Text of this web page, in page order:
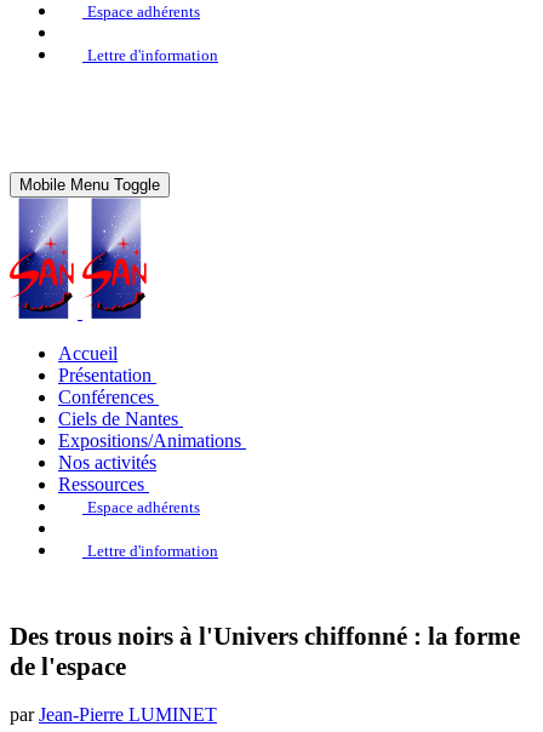
Espace adhérents
Lettre d'information
Mobile Menu Toggle
Accueil
Présentation
Conférences
Ciels de Nantes
Expositions/Animations
Nos activités
Ressources
Espace adhérents
Lettre d'information
Des trous noirs à l'Univers chiffonné : la forme
de l'espace
parJean-Pierre LUMINET